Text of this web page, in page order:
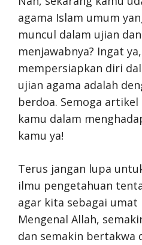
agama Islam umum
muncul dalam ujian
menjawabnya? Ingat
mempersiapkan diri
ujian agama adalah
berdoa. Semoga
kamu dalam
kamu ya!
Terus jangan lupa
ilmu pengetahuan
agar kita sebagai
Mengenal Allah,
dan semakin bertakwa